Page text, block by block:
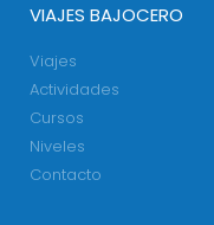
VIAJES BAJOCERO
Viajes
Actividades
Cursos
Niveles
Contacto